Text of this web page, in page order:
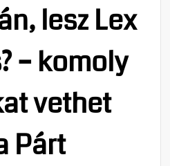
lesz Lex
– komoly
vethet
Párt